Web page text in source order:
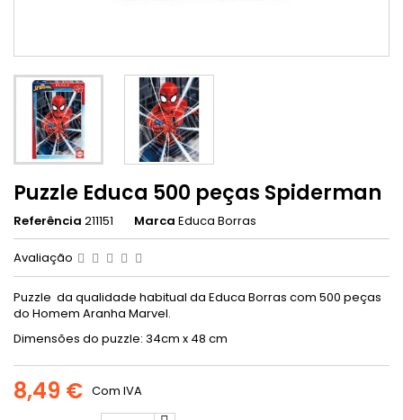
Puzzle Educa 500 peças Spiderman
Referência 211151 Marca Educa Borras
Avaliação
Puzzle da qualidade habitual da Educa Borras com 500 peças
do Homem Aranha Marvel.
Dimensões do puzzle: 34cm x 48 cm
8,49 € Com IVA